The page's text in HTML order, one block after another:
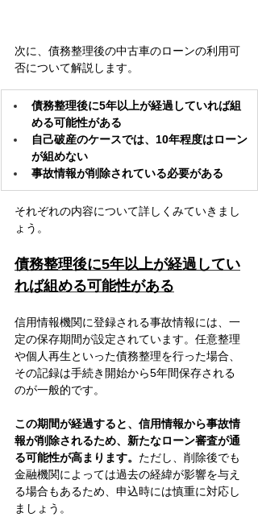
次に、債務整理後の中古車のローンの利用可
否について解説します。
債務整理後に5年以上が経過していれば組
める可能性がある
自己破産のケースでは、10年程度はローン
が組めない
事故情報が削除されている必要がある
それぞれの内容について詳しくみていきまし
ょう。
債務整理後に5年以上が経過してい
れば組める可能性がある
信用情報機関に登録される事故情報には、一
定の保存期間が設定されています。任意整理
や個人再生といった債務整理を行った場合、
その記録は手続き開始から5年間保存される
のが一般的です。
この期間が経過すると、信用情報から事故情
報が削除されるため、新たなローン審査が通
る可能性が高まります。 ただし、削除後でも
金融機関によっては過去の経緯が影響を与え
る場合もあるため、申込時には慎重に対応し
ましょう。